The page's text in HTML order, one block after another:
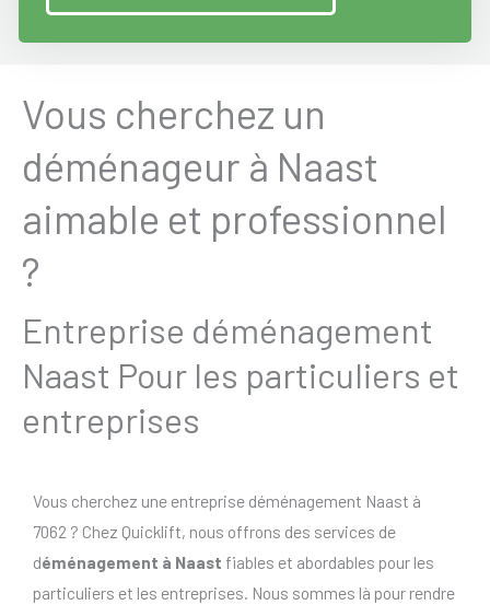
Vous cherchez un
déménageur à Naast
aimable et professionnel
?
Entreprise déménagement
Naast Pour les particuliers et
entreprises
Vous cherchez une entreprise déménagement Naast à
7062 ? Chez Quicklift, nous offrons des services de
déménagement à Naast fiables et abordables pour les
particuliers et les entreprises. Nous sommes là pour rendre